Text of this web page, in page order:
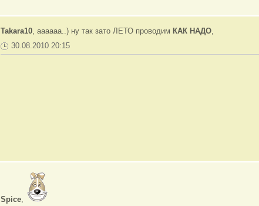
Takara10, аааааа..) ну так зато ЛЕТО проводим КАК НАДО,
30.08.2010 20:15
Spice,